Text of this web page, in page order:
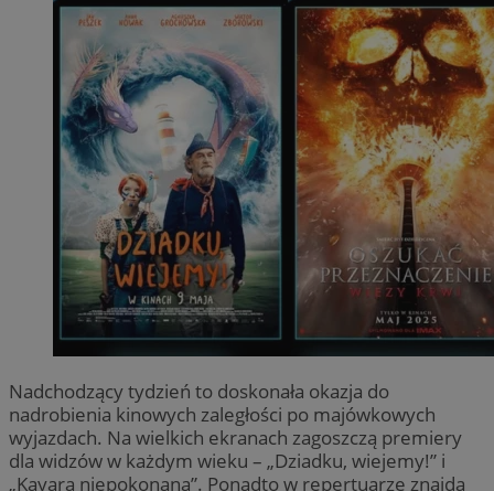
Nadchodzący tydzień to doskonała okazja do
nadrobienia kinowych zaległości po majówkowych
wyjazdach. Na wielkich ekranach zagoszczą premiery
dla widzów w każdym wieku – „Dziadku, wiejemy!” i
„Kayara niepokonana”. Ponadto w repertuarze znajdą